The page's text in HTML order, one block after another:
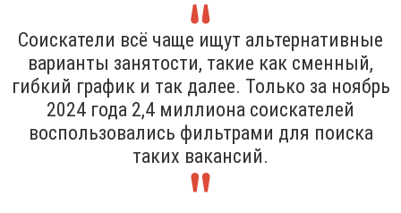
Соискатели всё чаще ищут альтернативные
варианты занятости, такие как сменный,
гибкий график и так далее. Только за ноябрь
2024 года 2,4 миллиона соискателей
воспользовались фильтрами для поиска
таких вакансий.